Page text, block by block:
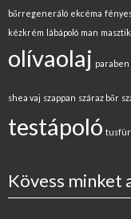
bőrregeneráló ekcéma
kézkrém lábápoló man
olívaolaj
shea vaj szappan száraz bőr
testápoló
Kövess minket